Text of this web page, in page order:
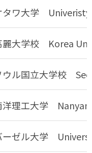
タワ大学
麗大学校 Korea
ウル国立大学校
洋理工大学
ーゼル大学